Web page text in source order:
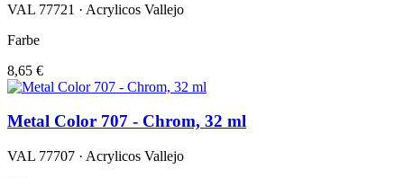
VAL 77721 · Acrylicos Vallejo
Farbe
8,65 €
Metal Color 707 - Chrom, 32 ml
VAL 77707 · Acrylicos Vallejo